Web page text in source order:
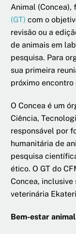
Animal (Concea),
(GT) com o
revisão ou a
de animais em
pesquisa. Para
sua primeira
próximo encontro
O Concea é um
Ciência,
responsável por
humanitária de
pesquisa
ético. O GT do
Concea,
veterinária
Bem-estar